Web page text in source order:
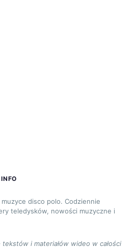
disco polo. Codziennie
teledysków, nowości muzyczne i
i materiałów wideo w całości